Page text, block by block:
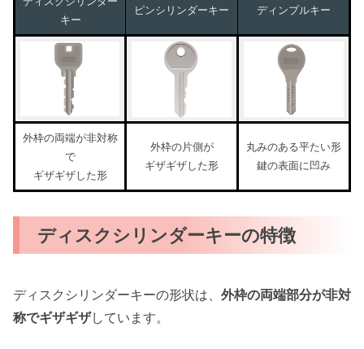
キー
ピンシリンダーキー ディンプルキー
外枠の両端が非対称
で
ギザギザした形
外枠の片側が
ギザギザした形
丸みのある平たい形
鍵の表面に凹み
ディスクシリンダーキーの特徴
ディスクシリンダーキーの形状は、 外枠の両端部分が非対
称でギザギザしています。